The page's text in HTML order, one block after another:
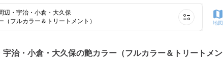
辺・宇治・小倉・大久保
（フルカラー＆トリートメント）
地図
宇治・小倉・大久保の艶カラー（フルカラー＆トリートメン